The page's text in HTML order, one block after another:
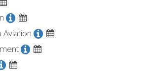
Aviation